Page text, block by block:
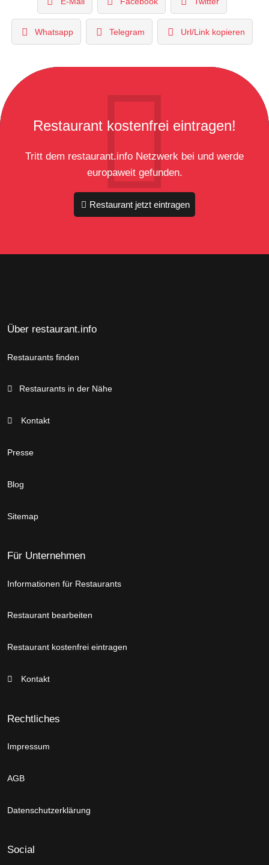
Whatsapp Telegram Url/Link kopieren
Restaurant kostenfrei eintragen!
Tritt dem restaurant.info Netzwerk bei und werde
europaweit gefunden.
Restaurant jetzt eintragen
Über restaurant.info
Restaurants finden
Restaurants in der Nähe
Kontakt
Presse
Blog
Sitemap
Für Unternehmen
Informationen für Restaurants
Restaurant bearbeiten
Restaurant kostenfrei eintragen
Kontakt
Rechtliches
Impressum
AGB
Datenschutzerklärung
Social